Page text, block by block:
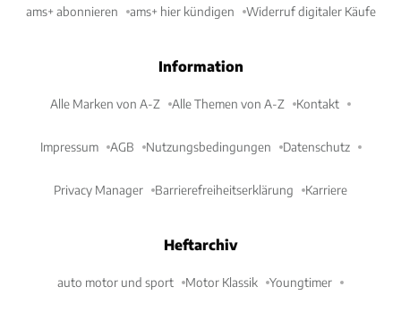
ams+ abonnieren ams+ hier kündigen Widerruf digitaler Käufe
Information
Alle Marken von A-Z Alle Themen von A-Z Kontakt
Impressum AGB Nutzungsbedingungen Datenschutz
Privacy Manager Barrierefreiheitserklärung Karriere
Heftarchiv
auto motor und sport Motor Klassik Youngtimer